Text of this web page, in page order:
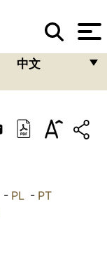
中文
FRANÇAIS
ENGLISH
ESPAÑOL
- PL - PT